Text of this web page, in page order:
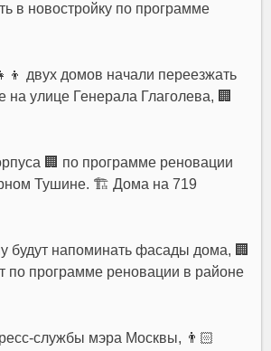
в новостройку по программе
двух домов начали переезжать
на улице Генерала Глаголева, 🏢
🏢 по программе реновации
Тушине. 🏗 Дома на 719
будут напоминать фасады дома, 🏢
по программе реновации в районе
службы мэра Москвы, 👨🏻